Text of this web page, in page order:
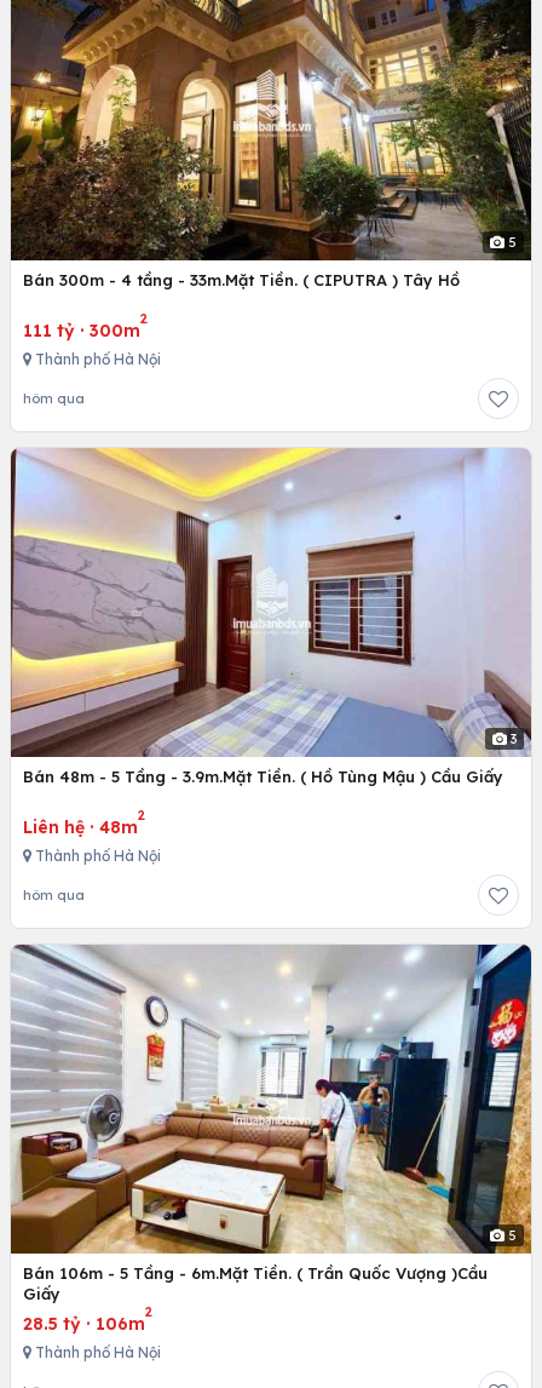
5
Bán 300m - 4 tầng - 33m.Mặt Tiền. ( CIPUTRA ) Tây Hồ
111 tỷ · 300m
2
Thành phố Hà Nội
hôm qua
3
Bán 48m - 5 Tầng - 3.9m.Mặt Tiền. ( Hồ Tùng Mậu ) Cầu Giấy
Liên hệ · 48m
2
Thành phố Hà Nội
hôm qua
5
Bán 106m - 5 Tầng - 6m.Mặt Tiền. ( Trần Quốc Vượng )Cầu
Giấy
28.5 tỷ · 106m
2
Thành phố Hà Nội